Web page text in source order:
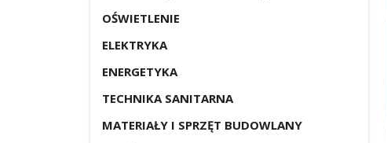
OŚWIETLENIE
ELEKTRYKA
ENERGETYKA
TECHNIKA SANITARNA
MATERIAŁY I SPRZĘT BUDOWLANY